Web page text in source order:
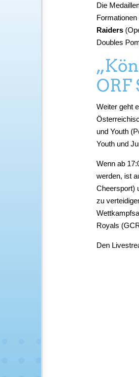
Die
Raiders
Doubles
ORF
Weiter geht
und Youth
Youth und
Wenn ab
werden, ist
Cheersport)
zu
Royals
Den